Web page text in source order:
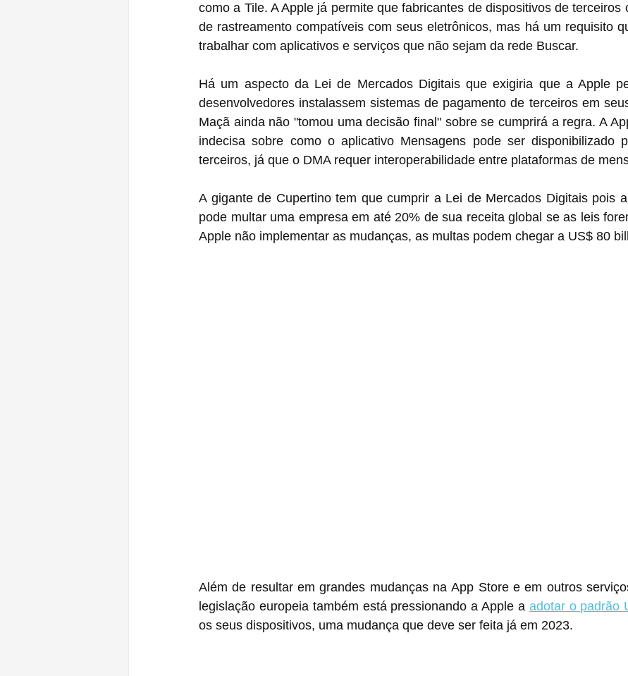
como a Tile. A Apple já permite que fabricantes de dispositivos de terceiros
de rastreamento compatíveis com seus eletrônicos‌, mas há um requisito que os impede de
trabalhar com aplicativos e serviços que não sejam da rede Buscar.
Há um aspecto da Lei de Mercados Digitais que exigiria que a Apple
desenvolvedores instalassem sistemas de pagamento de terceiros em
Maçã ainda não "tomou uma decisão final" sobre se cumprirá a regra. A
indecisa sobre como o aplicativo Mensagens pode ser disponibilizado
terceiros, já que o DMA requer interoperabilidade entre plataformas de
A gigante de Cupertino tem que cumprir a Lei de Mercados Digitais pois
pode multar uma empresa em até 20% de sua receita global se as leis
Apple não implementar as mudanças, as multas podem chegar a US$ 80
Além de resultar em grandes mudanças na ‌App Store‌ e em outros serviços da empresa, a
legislação europeia também está pressionando a Apple a adotar o padrão
os seus dispositivos, uma mudança que deve ser feita já em 2023.